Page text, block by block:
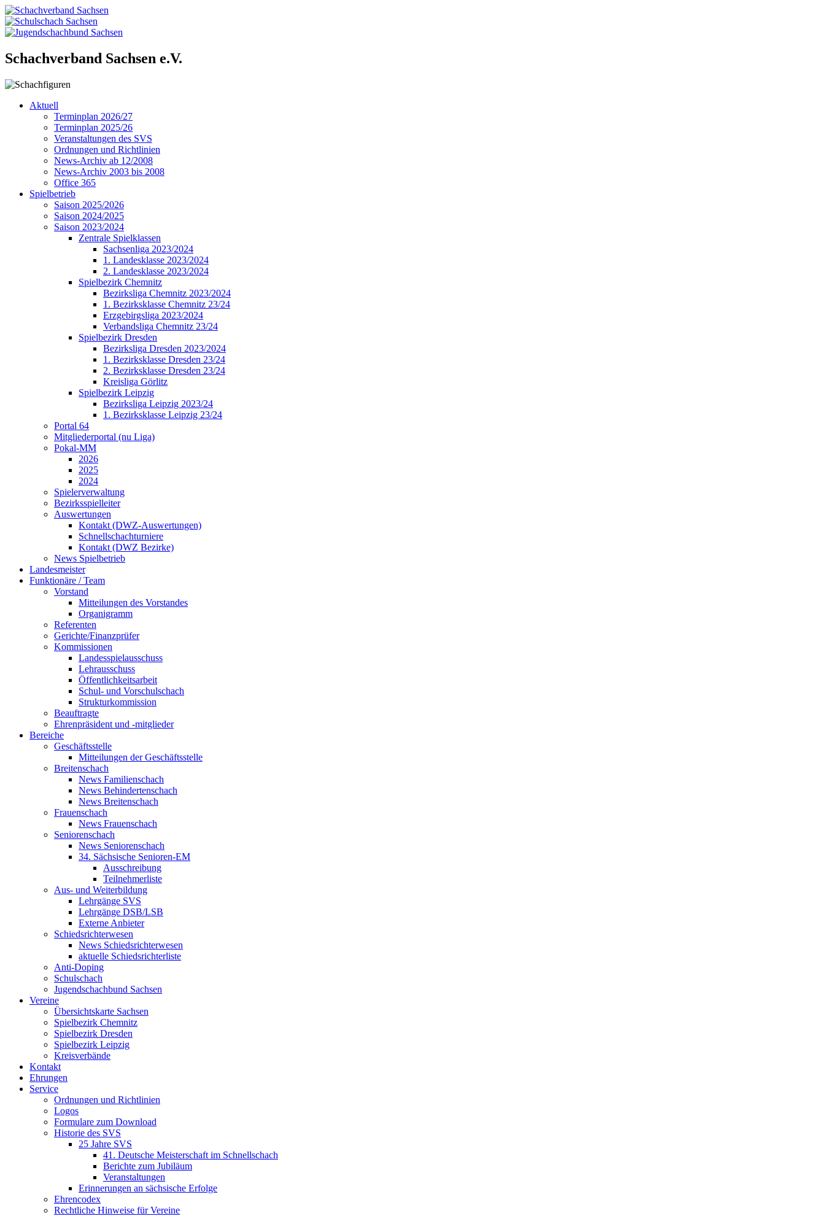
Schachverband Sachsen e.V.
Aktuell
Terminplan 2026/27
Terminplan 2025/26
Veranstaltungen des SVS
Ordnungen und Richtlinien
News-Archiv ab 12/2008
News-Archiv 2003 bis 2008
Office 365
Spielbetrieb
Saison 2025/2026
Saison 2024/2025
Saison 2023/2024
Zentrale Spielklassen
Sachsenliga 2023/2024
1. Landesklasse 2023/2024
2. Landesklasse 2023/2024
Spielbezirk Chemnitz
Bezirksliga Chemnitz 2023/2024
1. Bezirksklasse Chemnitz 23/24
Erzgebirgsliga 2023/2024
Verbandsliga Chemnitz 23/24
Spielbezirk Dresden
Bezirksliga Dresden 2023/2024
1. Bezirksklasse Dresden 23/24
2. Bezirksklasse Dresden 23/24
Kreisliga Görlitz
Spielbezirk Leipzig
Bezirksliga Leipzig 2023/24
1. Bezirksklasse Leipzig 23/24
Portal 64
Mitgliederportal (nu Liga)
Pokal-MM
2026
2025
2024
Spielerverwaltung
Bezirksspielleiter
Auswertungen
Kontakt (DWZ-Auswertungen)
Schnellschachturniere
Kontakt (DWZ Bezirke)
News Spielbetrieb
Landesmeister
Funktionäre / Team
Vorstand
Mitteilungen des Vorstandes
Organigramm
Referenten
Gerichte/Finanzprüfer
Kommissionen
Landesspielausschuss
Lehrausschuss
Öffentlichkeitsarbeit
Schul- und Vorschulschach
Strukturkommission
Beauftragte
Ehrenpräsident und -mitglieder
Bereiche
Geschäftsstelle
Mitteilungen der Geschäftsstelle
Breitenschach
News Familienschach
News Behindertenschach
News Breitenschach
Frauenschach
News Frauenschach
Seniorenschach
News Seniorenschach
34. Sächsische Senioren-EM
Ausschreibung
Teilnehmerliste
Aus- und Weiterbildung
Lehrgänge SVS
Lehrgänge DSB/LSB
Externe Anbieter
Schiedsrichterwesen
News Schiedsrichterwesen
aktuelle Schiedsrichterliste
Anti-Doping
Schulschach
Jugendschachbund Sachsen
Vereine
Übersichtskarte Sachsen
Spielbezirk Chemnitz
Spielbezirk Dresden
Spielbezirk Leipzig
Kreisverbände
Kontakt
Ehrungen
Service
Ordnungen und Richtlinien
Logos
Formulare zum Download
Historie des SVS
25 Jahre SVS
41. Deutsche Meisterschaft im Schnellschach
Berichte zum Jubiläum
Veranstaltungen
Erinnerungen an sächsische Erfolge
Ehrencodex
Rechtliche Hinweise für Vereine